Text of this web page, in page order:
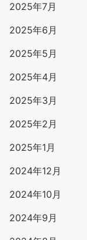
2025年7月
2025年6月
2025年5月
2025年4月
2025年3月
2025年2月
2025年1月
2024年12月
2024年10月
2024年9月